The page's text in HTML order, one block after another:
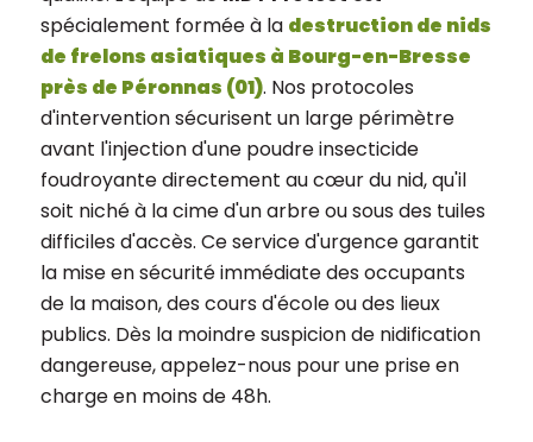
spécialement formée à la destruction de nids
de frelons asiatiques à Bourg-en-Bresse
près de Péronnas (01). Nos protocoles
d'intervention sécurisent un large périmètre
avant l'injection d'une poudre insecticide
foudroyante directement au cœur du nid, qu'il
soit niché à la cime d'un arbre ou sous des tuiles
difficiles d'accès. Ce service d'urgence garantit
la mise en sécurité immédiate des occupants
de la maison, des cours d'école ou des lieux
publics. Dès la moindre suspicion de nidification
dangereuse, appelez-nous pour une prise en
charge en moins de 48h.